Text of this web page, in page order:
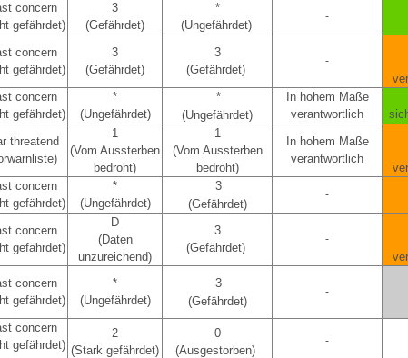
concern
gefährdet)
3
(Gefährdet)
*
(Ungefährdet)
-
concern
gefährdet)
3
(Gefährdet)
3
(Gefährdet)
-
concern
gefährdet)
*
(Ungefährdet)
*
(Ungefährdet)
In hohem Maße
verantwortlich
threatend
1
(Vom Aussterben
bedroht)
1
(Vom Aussterben
bedroht)
In hohem Maße
verantwortlich
concern
gefährdet)
*
(Ungefährdet)
3
(Gefährdet)
-
concern
gefährdet)
D
(Daten
unzureichend)
3
(Gefährdet)
-
concern
gefährdet)
*
(Ungefährdet)
3
(Gefährdet)
-
concern
gefährdet)
2
(Stark gefährdet)
0
(Ausgestorben)
-